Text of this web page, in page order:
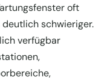
oft
deutlich schwieriger.
verfügbar